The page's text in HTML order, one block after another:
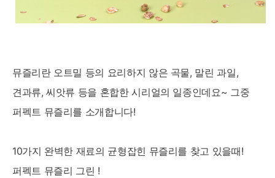
뮤즐리란 오트밀 등의 요리하지 않은 곡물, 말린 과일,
견과류, 씨앗류 등을 혼합한 시리얼의 일종인데요~ 그중
퍼펙트 뮤즐리를 소개합니다!
10가지 완벽한 재료의 균형잡힌 뮤즐리를 찾고 있을때!
퍼펙트 뮤즐리 그린 !